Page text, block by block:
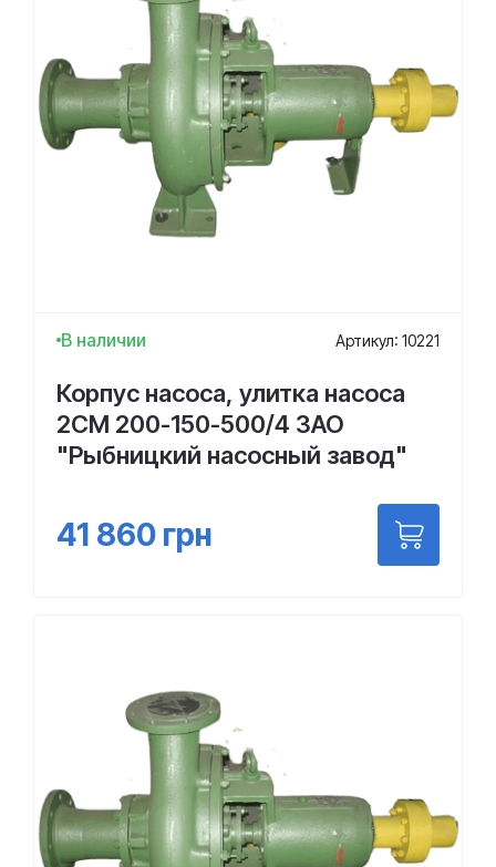
В наличии Артикул: 10221
Корпус насоса, улитка насоса
2СМ 200-150-500/4 ЗАО
"Рыбницкий насосный завод"
41 860 грн